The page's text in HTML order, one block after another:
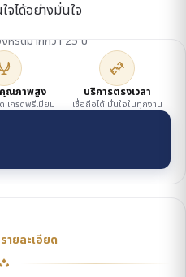
จได้อย่างมั่นใจ
าของร้าน
หรีดมากกว่า 25 ปี
ณภาพสูง
เกรดพรีเมียม
บริการตรงเวลา
เชื่อถือได้ มั่นใจในทุกงาน
ายละเอียด